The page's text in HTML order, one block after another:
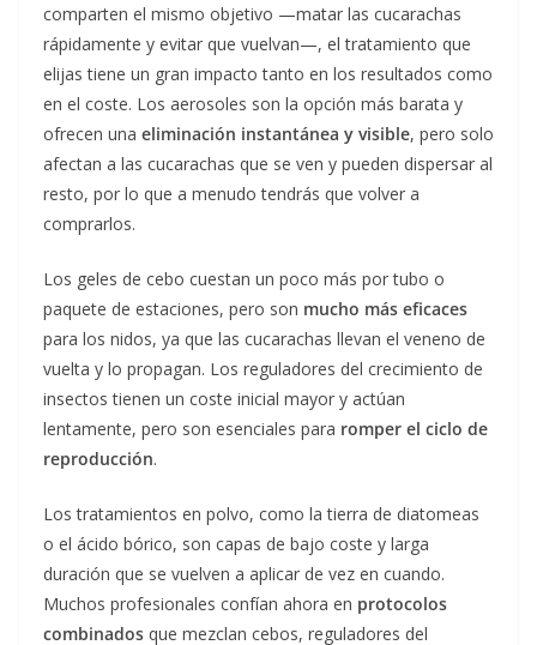
comparten el mismo objetivo —matar las cucarachas
rápidamente y evitar que vuelvan—, el tratamiento que
elijas tiene un gran impacto tanto en los resultados como
en el coste. Los aerosoles son la opción más barata y
ofrecen una eliminación instantánea y visible, pero solo
afectan a las cucarachas que se ven y pueden dispersar al
resto, por lo que a menudo tendrás que volver a
comprarlos.
Los geles de cebo cuestan un poco más por tubo o
paquete de estaciones, pero son mucho más eficaces
para los nidos, ya que las cucarachas llevan el veneno de
vuelta y lo propagan. Los reguladores del crecimiento de
insectos tienen un coste inicial mayor y actúan
lentamente, pero son esenciales para romper el ciclo de
reproducción.
Los tratamientos en polvo, como la tierra de diatomeas
o el ácido bórico, son capas de bajo coste y larga
duración que se vuelven a aplicar de vez en cuando.
Muchos profesionales confían ahora en protocolos
combinados que mezclan cebos, reguladores del